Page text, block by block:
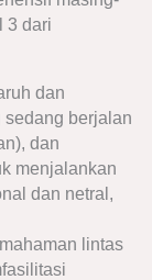
3 dari
dan
sedang berjalan
dan
menjalankan
dan netral,
lintas